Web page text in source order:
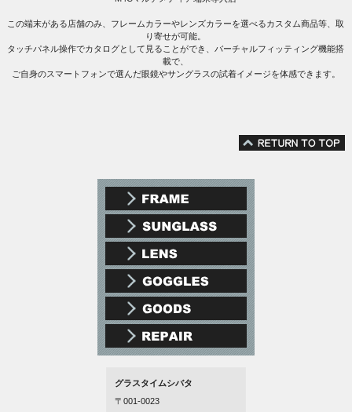
この端末がある店舗のみ、フレームカラーやレンズカラーを選べるカスタム商品等、取
り寄せが可能。
タッチパネル操作でカタログとして見ることができ、バーチャルフィッティング機能搭
載で、
ご自身のスマートフォンで選んだ眼鏡やサングラスの試着イメージを体感できます。
グラスタイムシバタ
〒001-0023